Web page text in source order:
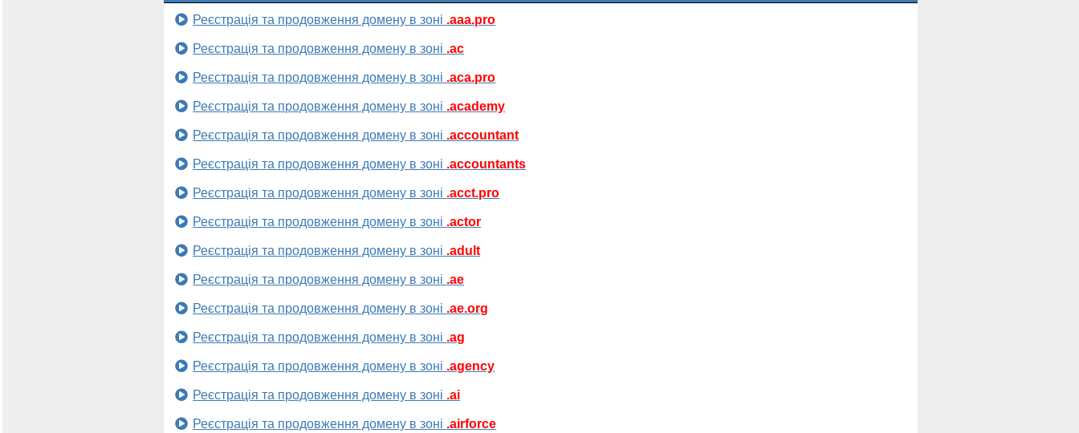
Реєстрація та продовження домену в зоні .aaa.pro
Реєстрація та продовження домену в зоні .ac
Реєстрація та продовження домену в зоні .aca.pro
Реєстрація та продовження домену в зоні .academy
Реєстрація та продовження домену в зоні .accountant
Реєстрація та продовження домену в зоні .accountants
Реєстрація та продовження домену в зоні .acct.pro
Реєстрація та продовження домену в зоні .actor
Реєстрація та продовження домену в зоні .adult
Реєстрація та продовження домену в зоні .ae
Реєстрація та продовження домену в зоні .ae.org
Реєстрація та продовження домену в зоні .ag
Реєстрація та продовження домену в зоні .agency
Реєстрація та продовження домену в зоні .ai
Реєстрація та продовження домену в зоні .airforce